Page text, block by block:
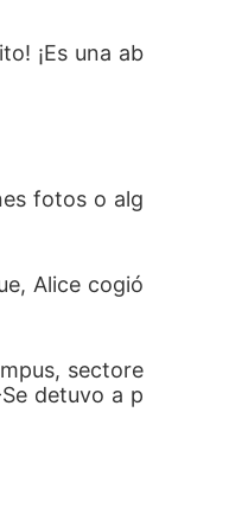
¡Es una ab
fotos o alg
Alice cogió
sectore
detuvo a p